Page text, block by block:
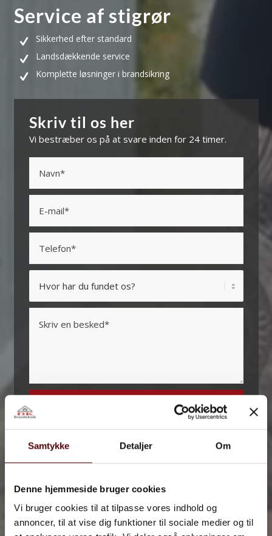
Samtykke Detaljer Om
Denne hjemmeside bruger cookies
Vi bruger cookies til at tilpasse vores indhold og
annoncer, til at vise dig funktioner til sociale medier og til
Service af stigrør
Sikkerhed efter standard
Landsdækkende service
Komplette løsninger i brandsikring
Skriv til os her
Vi bestræber os på at svare inden for 24 timer.